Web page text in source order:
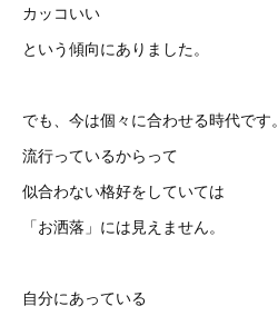
カッコいい
という傾向にありました。
でも、今は個々に合わせる時代です。
流行っているからって
似合わない格好をしていては
「お洒落」には見えません。
自分にあっている